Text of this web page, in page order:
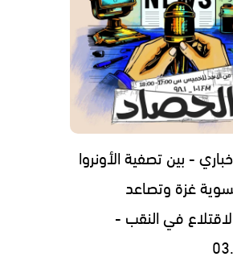
- بين تصفية الأونروا
غزة وتصاعد
في النقب -